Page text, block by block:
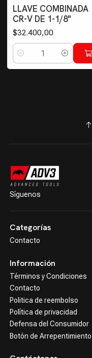
LLAVE COMBINADA
CR-V DE 1-1/8"
$32.400,00
Cantidad
Síguenos
Categorías
Contacto
Información
Términos y Condiciones
Contacto
Politica de reembolso
Política de privacidad
Defensa del Consumidor
Botón de Arrepentimiento